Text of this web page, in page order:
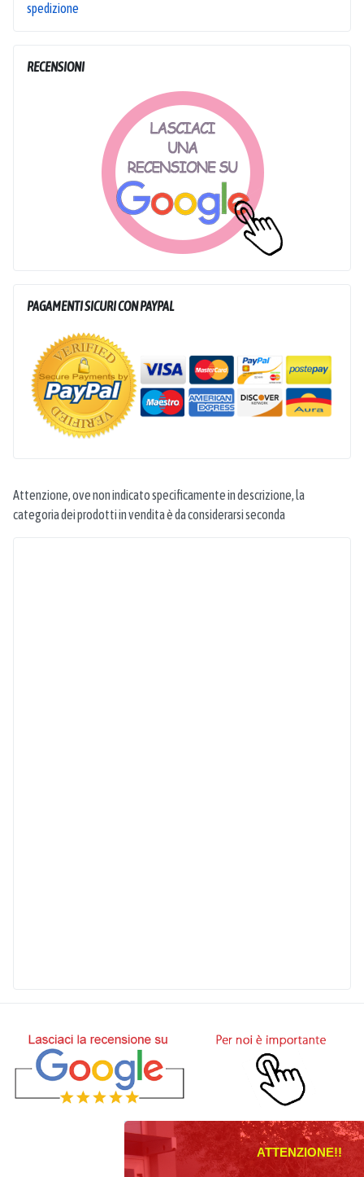
ATTENZIONE!!
spedizione
RECENSIONI
PAGAMENTI SICURI CON PAYPAL
Attenzione, ove non indicato specificamente in descrizione, la
categoria dei prodotti in vendita è da considerarsi seconda